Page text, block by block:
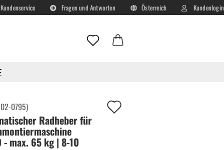
Kundenservice Fragen und Antworten Österreich Kundenlogin
02-0795)
Radheber für
- max. 65 kg | 8-10